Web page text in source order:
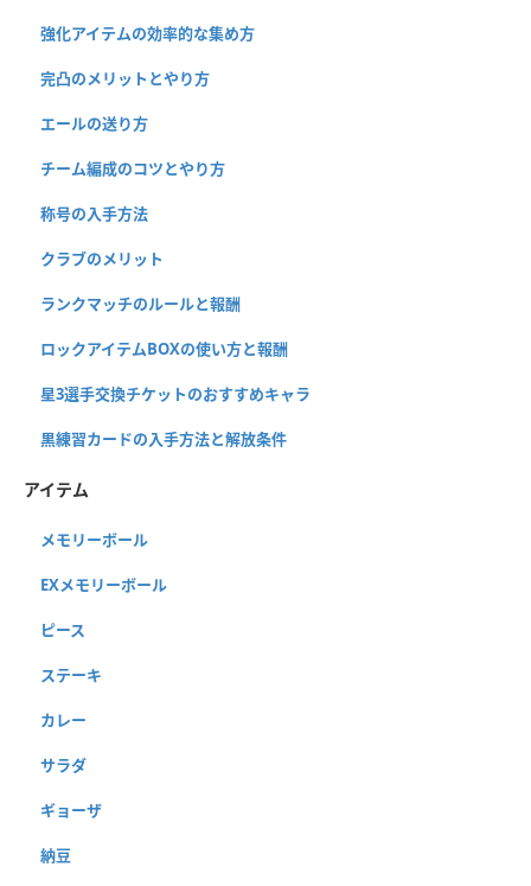
強化アイテムの効率的な集め方
完凸のメリットとやり方
エールの送り方
チーム編成のコツとやり方
称号の入手方法
クラブのメリット
ランクマッチのルールと報酬
ロックアイテムBOXの使い方と報酬
星3選手交換チケットのおすすめキャラ
黒練習カードの入手方法と解放条件
アイテム
メモリーボール
EXメモリーボール
ピース
ステーキ
カレー
サラダ
ギョーザ
納豆